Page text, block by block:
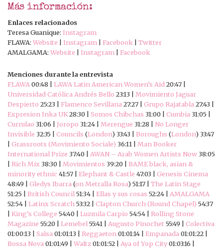
Más información:
Enlaces relacionados
Teresa Guanique: Instagram
FLAWA: Website Instagram Facebook
Twitter
AMALGAMA: Website Instagram Facebook
Menciones durante la entrevista
FLAWA 00:48 | LAWA Latin American Women’s Aid 20:47 |
Universidad Católica Andrés Bello 23:13 | Movimiento Jaguar
Despierto 25:23 | Flamenco Sevillana 27:27 | Grupo Rajatabla 27:43 |
Expresion Inka UK28:30 | Somos Chibchas 31:00 | Cumbia 31:05 |
Currulao 31:06 | Joropo 31:24 | Merengue 31:28 | No Longer
Invisible 32:35 | Councils (London) 33:43 | Boroughs (London) 33:47
Grassroots (Movimiento Sociale) 36:11 | Man Booker
International Prize 37:40 | AWAN – Arab Women Artists Now 38:05
Rich Mix 38:30 | Movimientos 39:20 | BAME black, asian &
minority ethnic 41:57 | Elephant & Castle 47:03 | Genesis Cinema
48:49 | Gledys Ibarra (on Metralla Rosa) 51:17 | The Latin Stage
51:25 | British Council 51:34 | Ellas y sus cosas 52:24 | AMALGAMA
52:54 | Latinx Scratch 53:32 | Clapton Church (Round Chapel) 54:37
King’s College 54:40 | Luzmila Carpio 54:54 | Rolling Stone
Magazine 55:20 | Lemebel 55:41 | Augusto Pinochet55:49 | Colectiva
01:00:13 | Salsa 01:01:13 | Reggaeton 01:01:14 | Empanada 01:01:22 |
Bossa Nova 01:01:49 | Waltz01:01:52 | Aya of Yop City01:03:16 |